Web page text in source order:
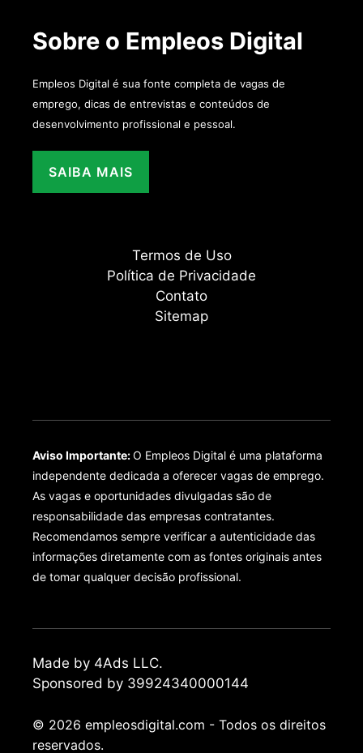
Sobre o Empleos Digital
Empleos Digital é sua fonte completa de vagas de
emprego, dicas de entrevistas e conteúdos de
desenvolvimento profissional e pessoal.
SAIBA MAIS
Termos de Uso
Política de Privacidade
Contato
Sitemap
Aviso Importante:O Empleos Digital é uma plataforma
independente dedicada a oferecer vagas de emprego.
As vagas e oportunidades divulgadas são de
responsabilidade das empresas contratantes.
Recomendamos sempre verificar a autenticidade das
informações diretamente com as fontes originais antes
de tomar qualquer decisão profissional.
Made by 4Ads LLC.
Sponsored by 39924340000144
© 2026 empleosdigital.com - Todos os direitos
reservados.